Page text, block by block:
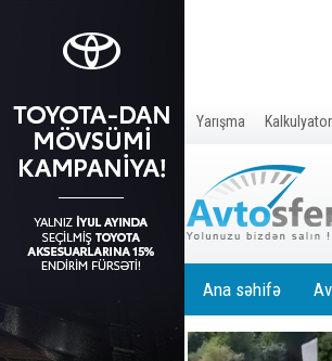
Yarışma Kalkulyator
Ana səhifə